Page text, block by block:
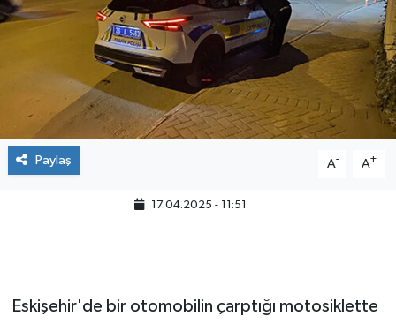
Paylaş A- A+
17.04.2025 - 11:51
Eskişehir'de bir otomobilin çarptığı motosiklette